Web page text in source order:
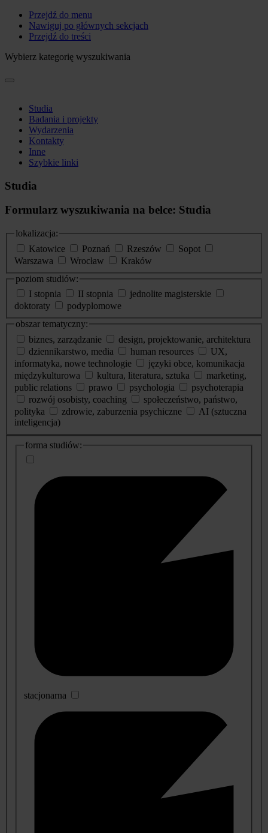
Przejdź do menu
Nawiguj po głównych sekcjach
Przejdź do treści
Wybierz kategorię wyszukiwania
Studia
Badania i projekty
Wydarzenia
Kontakty
Inne
Szybkie linki
Studia
Formularz wyszukiwania na belce: Studia
lokalizacja:
Katowice
Poznań Rzeszów
Sopot
Warszawa
Wrocław
Kraków
poziom studiów:
I stopnia
II stopnia
jednolite magisterskie
doktoraty
podyplomowe
obszar tematyczny:
biznes, zarządzanie
design, projektowanie, architektura
dziennikarstwo, media
human resources
UX,
informatyka, nowe technologie
języki obce, komunikacja
międzykulturowa
kultura, literatura, sztuka
marketing,
public relations
prawo psychologia
psychoterapia
rozwój osobisty, coaching
społeczeństwo, państwo,
polityka
zdrowie, zaburzenia psychiczne
AI (sztuczna
inteligencja)
dodatkowe
informacje
forma studiów:
stacjonarna